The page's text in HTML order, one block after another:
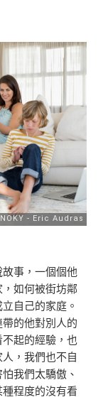
事，一個個他
如何被街坊鄰
自己的家庭。
的他對別人的
起的經驗，也
，我們也不自
我們太驕傲、
程度的沒有看